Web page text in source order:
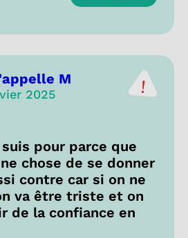
M
2025
pour parce que
chose de se donner
contre car si on ne
va être triste et on
de la confiance en